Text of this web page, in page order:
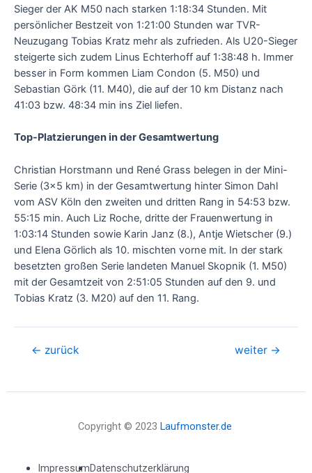
Sieger der AK M50 nach starken 1:18:34 Stunden. Mit
persönlicher Bestzeit von 1:21:00 Stunden war TVR-
Neuzugang Tobias Kratz mehr als zufrieden. Als U20-Sieger
steigerte sich zudem Linus Echterhoff auf 1:38:48 h. Immer
besser in Form kommen Liam Condon (5. M50) und
Sebastian Görk (11. M40), die auf der 10 km Distanz nach
41:03 bzw. 48:34 min ins Ziel liefen.
Top-Platzierungen in der Gesamtwertung
Christian Horstmann und René Grass belegen in der Mini-
Serie (3×5 km) in der Gesamtwertung hinter Simon Dahl
vom ASV Köln den zweiten und dritten Rang in 54:53 bzw.
55:15 min. Auch Liz Roche, dritte der Frauenwertung in
1:03:14 Stunden sowie Karin Janz (8.), Antje Wietscher (9.)
und Elena Görlich als 10. mischten vorne mit. In der stark
besetzten großen Serie landeten Manuel Skopnik (1. M50)
mit der Gesamtzeit von 2:51:05 Stunden auf den 9. und
Tobias Kratz (3. M20) auf den 11. Rang.
← zurück weiter →
Copyright © 2023 Laufmonster.de
ImpressumDatenschutzerklärung